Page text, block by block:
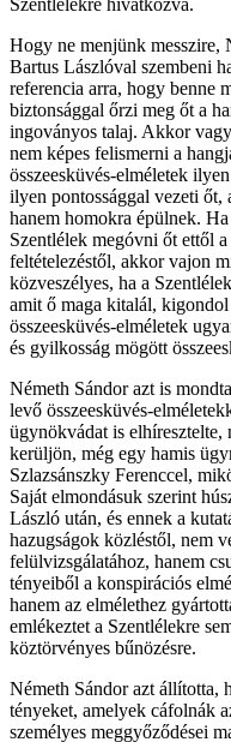
Hogy ne menjünk messzire,
Bartus Lászlóval szembeni
referencia arra, hogy benne
biztonsággal őrzi meg őt a
ingoványos talaj. Akkor
nem képes felismerni a
összeesküvés-elméletek
ilyen pontossággal vezeti őt,
hanem homokra épülnek.
Szentlélek megóvni őt ettől
feltételezéstől, akkor vajon
közveszélyes, ha a
amit ő maga kitalál,
összeesküvés-elméletek
és gyilkosság mögött
Németh Sándor azt is
levő összeesküvés-
ügynökvádat is elhíresztelte,
kerüljön, még egy hamis
Szlazsánszky Ferenccel,
Saját elmondásuk szerint
László után, és ennek a
hazugságok közléstől, nem
felülvizsgálatához, hanem
tényeiből a konspirációs
hanem az elmélethez
emlékeztet a Szentlélekre
köztörvényes bűnözésre.
Németh Sándor azt állította,
tényeket, amelyek cáfolnák
személyes meggyőződései